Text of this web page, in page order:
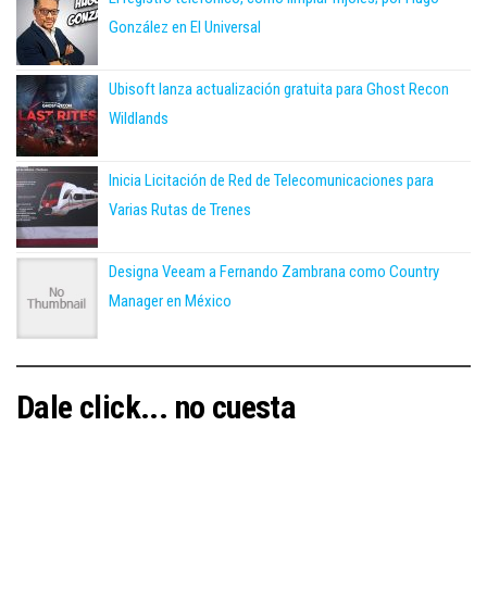
González en El Universal
Ubisoft lanza actualización gratuita para Ghost Recon
Wildlands
Inicia Licitación de Red de Telecomunicaciones para
Varias Rutas de Trenes
Designa Veeam a Fernando Zambrana como Country
Manager en México
Dale click... no cuesta